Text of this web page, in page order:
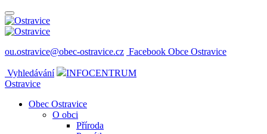
ou.ostravice@obec-ostravice.cz Facebook Obce Ostravice
Vyhledávání
INFOCENTRUM
Ostravice
Obec Ostravice
O obci
Příroda